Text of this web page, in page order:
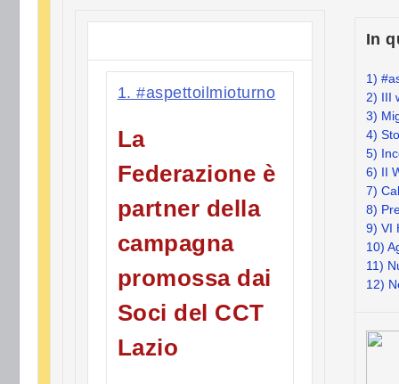
1. #aspettoilmioturno
La
Federazione è
partner della
campagna
promossa dai
Soci del CCT
Lazio
In
1)
2) III
3)
4)
5)
6) II
7)
8)
9) VI
10)
11)
12)